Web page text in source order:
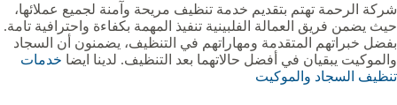
شركة الرحمة تهتم بتقديم خدمة تنظيف مريحة وآمنة لجميع عملائها،
حيث يضمن فريق العمالة الفلبينية تنفيذ المهمة بكفاءة واحترافية تامة.
بفضل خبراتهم المتقدمة ومهاراتهم في التنظيف، يضمنون أن السجاد
والموكيت يبقيان في أفضل حالاتهما بعد التنظيف. لدينا ايضا خدمات
تنظيف السجاد والموكيت